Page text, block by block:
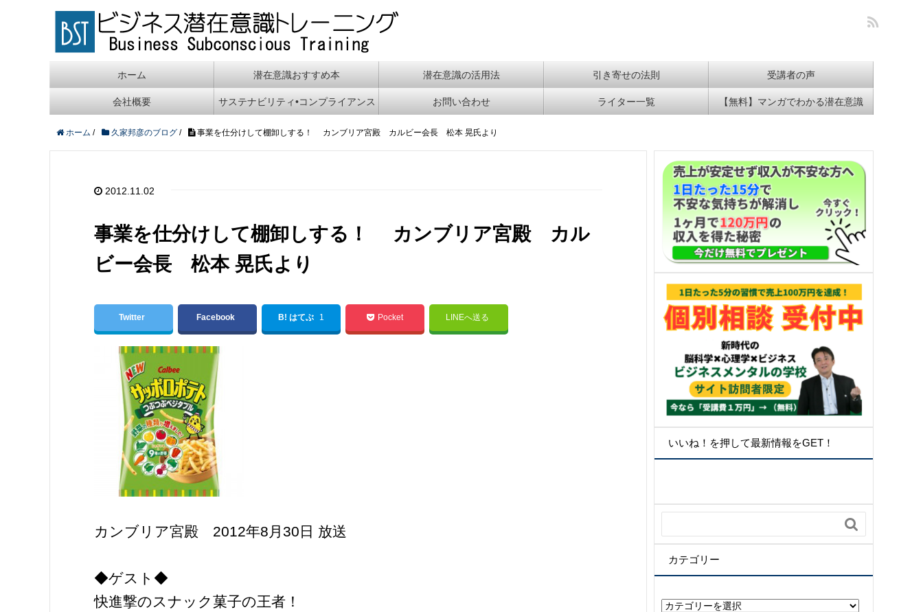
ホーム 潜在意識おすすめ本 潜在意識の活用法 引き寄せの法則 受講者の声
会社概要 サステナビリティ•コンプライアンス お問い合わせ ライター一覧 【無料】マンガでわかる潜在意識
ホーム / 久家邦彦のブログ / 事業を仕分けして棚卸しする！ カンブリア宮殿 カルビー会長 松本 晃氏より
2012.11.02
事業を仕分けして棚卸しする！ カンブリア宮殿 カル
ビー会長 松本 晃氏より
Twitter Facebook B! はてぶ 1 Pocket LINEへ送る
カンブリア宮殿 2012年8月30日 放送
◆ゲスト◆
快進撃のスナック菓子の王者！
いいね！を押して最新情報をGET！

カテゴリー
カ